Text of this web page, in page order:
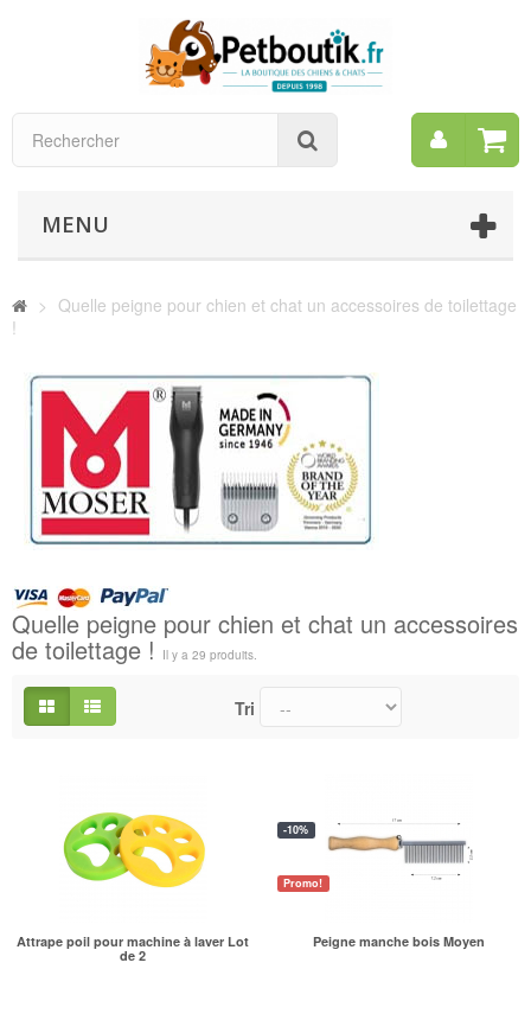
Mon
MENU
> Quelle peigne pour chien et chat un accessoires de toilettage
!
Quelle peigne pour chien et chat un accessoires
de toilettage ! Il y a 29 produits.
Tri
Attrape poil pour machine à laver Lot
de 2
Promo!
Peigne manche bois Moyen
-10%